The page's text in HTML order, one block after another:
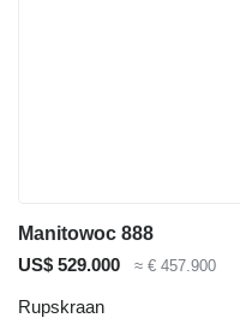
Manitowoc 888
US$ 529.000
≈ € 457.900
Rupskraan